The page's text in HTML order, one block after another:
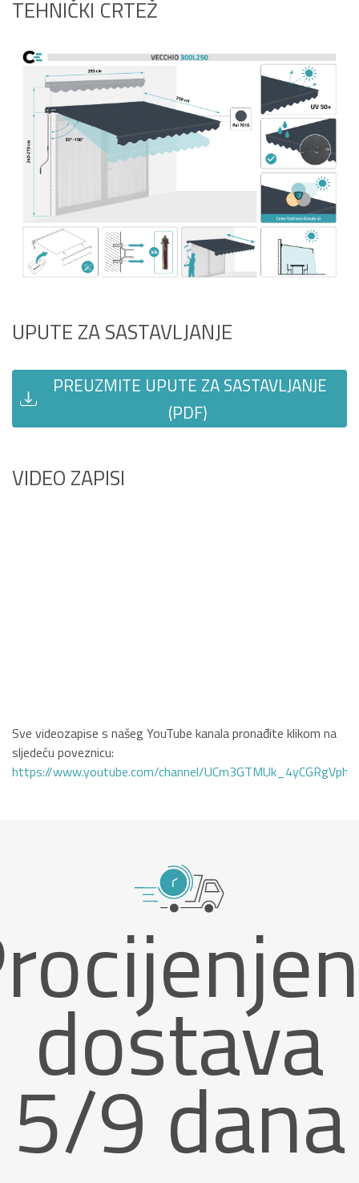
TEHNIČKI CRTEŽ
UPUTE ZA SASTAVLJANJE
PREUZMITE UPUTE ZA SASTAVLJANJE
(PDF)
VIDEO ZAPISI
Sve videozapise s našeg YouTube kanala pronađite klikom na
sljedeću poveznicu:
https://www.youtube.com/channel/
dostava
5/9 dana